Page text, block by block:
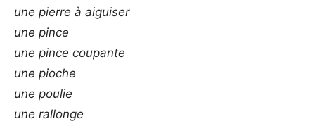
une pierre à aiguiser
une pince
une pince coupante
une pioche
une poulie
une rallonge